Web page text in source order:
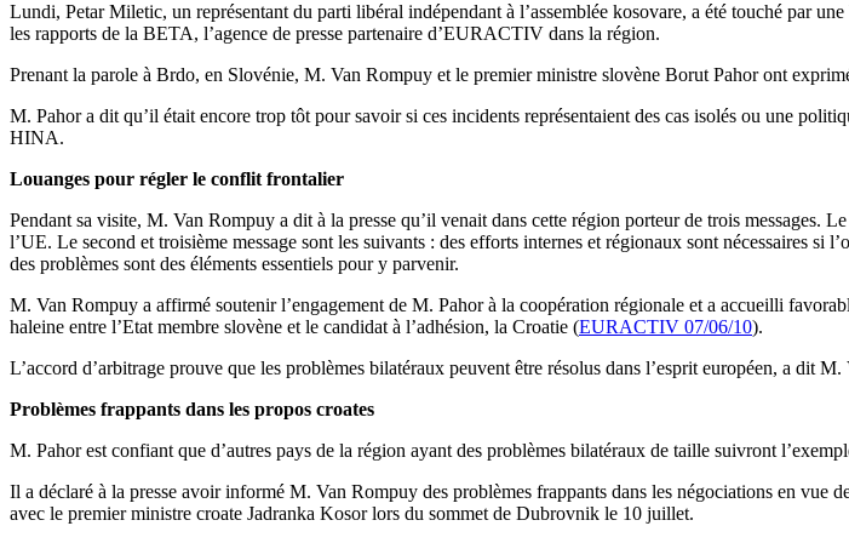
Lundi, Petar Miletic, un représentant du parti libéral indépendant à l’assemblée kosovare, a été touché par
les rapports de la BETA, l’agence de presse partenaire d’EURACTIV dans la région.
Prenant la parole à Brdo, en Slovénie, M. Van Rompuy et le premier ministre slovène Borut Pahor ont
M. Pahor a dit qu’il était encore trop tôt pour savoir si ces incidents représentaient des cas isolés ou une
HINA.
Louanges pour régler le conflit frontalier
Pendant sa visite, M. Van Rompuy a dit à la presse qu’il venait dans cette région porteur de trois
l’UE. Le second et troisième message sont les suivants : des efforts internes et régionaux sont nécessaires si
des problèmes sont des éléments essentiels pour y parvenir.
M. Van Rompuy a affirmé soutenir l’engagement de M. Pahor à la coopération régionale et a accueilli
haleine entre l’Etat membre slovène et le candidat à l’adhésion, la Croatie (EURACTIV 07/06/10).
L’accord d’arbitrage prouve que les problèmes bilatéraux peuvent être résolus dans l’esprit européen, a dit
Problèmes frappants dans les propos croates
M. Pahor est confiant que d’autres pays de la région ayant des problèmes bilatéraux de taille suivront
Il a déclaré à la presse avoir informé M. Van Rompuy des problèmes frappants dans les négociations en vue
avec le premier ministre croate Jadranka Kosor lors du sommet de Dubrovnik le 10 juillet.